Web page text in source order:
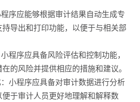
序应能够根据审计结果自动生成专
导出和打印功能，以便于与相关部
程序应具备风险评估和控制功能，
的风险并提供相应的措施和建议。
小程序应具备对审计数据进行分析
于审计人员更好地理解和解释数